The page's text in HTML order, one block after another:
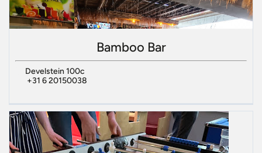
Bamboo Bar
Develstein 100c
+31 6 20150038